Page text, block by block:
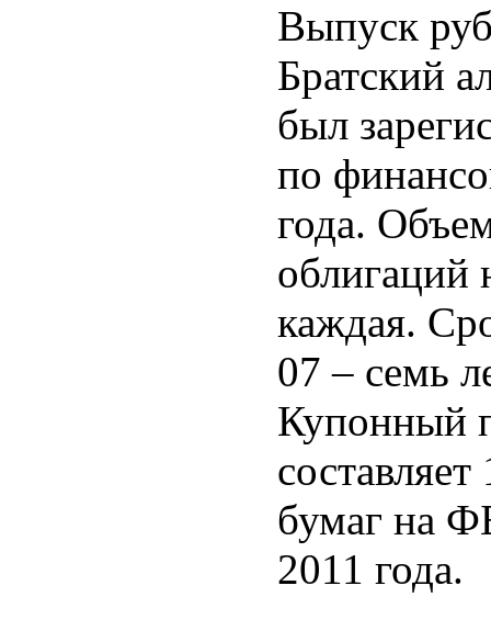
Выпуск
Братский
был
по
года.
облигаций
каждая.
07 – семь
Купонный
бумаг на
2011 года.